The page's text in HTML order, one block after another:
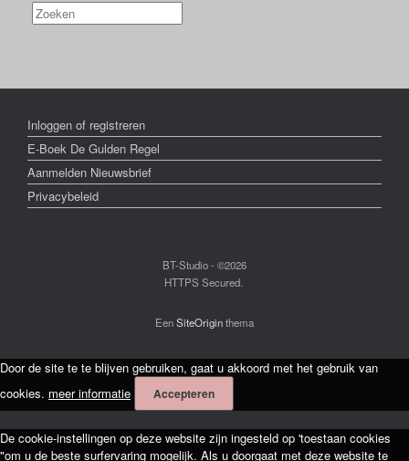
Zoeken
naar:
Inloggen of registreren
E-Boek De Gulden Regel
Aanmelden Nieuwsbrief
Privacybeleid
BT-Studio - ©2026
HTTPS Secured.
EenSiteOriginthema
Door de site te te blijven gebruiken, gaat u akkoord met het gebruik van
cookies. meer informatie Accepteren
De cookie-instellingen op deze website zijn ingesteld op 'toestaan cookies
"om u de beste surfervaring mogelijk. Als u doorgaat met deze website te